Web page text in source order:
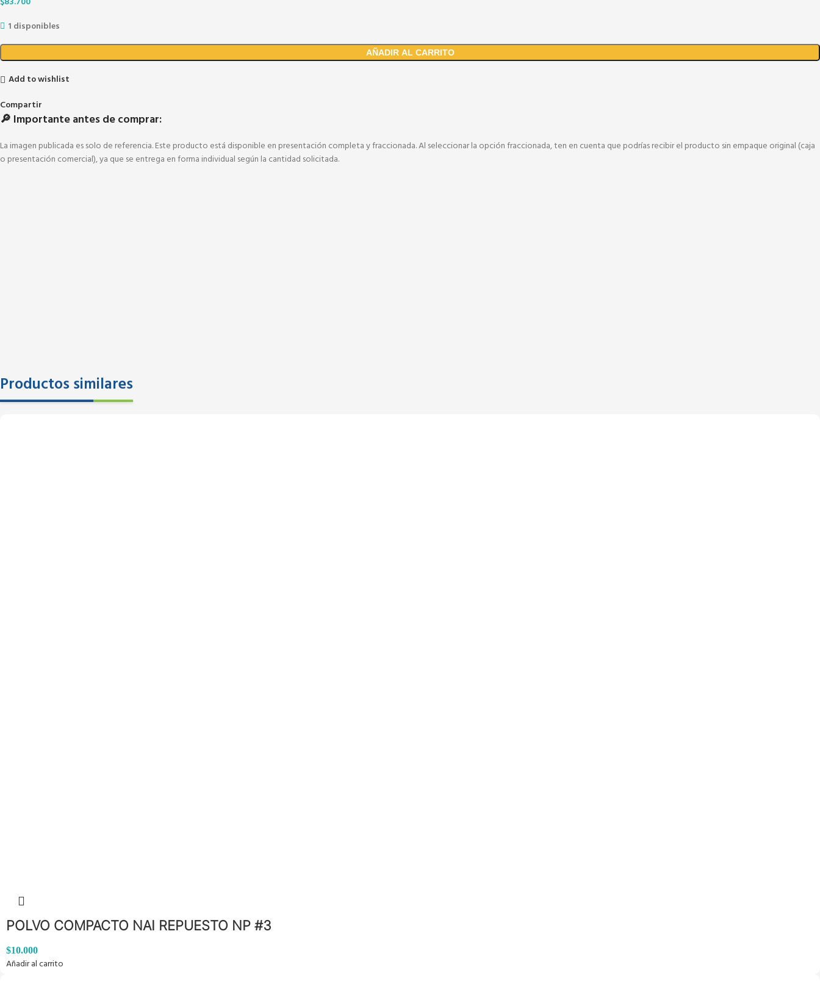
1 disponibles
AÑADIR AL CARRITO
Add to wishlist
Compartir
🔎 Importante antes de comprar:
La imagen publicada es solo de referencia. Este producto está disponible en presentación completa y fraccionada. Al seleccionar la opción fraccionada, ten en cuenta que podrías recibir el producto sin empaque original (caja
o presentación comercial), ya que se entrega en forma individual según la cantidad solicitada.
Productos similares
POLVO COMPACTO NAI REPUESTO NP #3
$10.000
Añadir al carrito